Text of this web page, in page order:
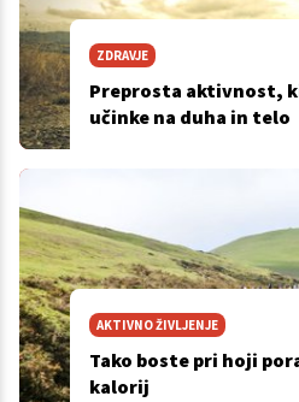
ZDRAVJE
Preprosta aktivnost,
učinke na duha in telo
AKTIVNO ŽIVLJENJE
Tako boste pri hoji
kalorij